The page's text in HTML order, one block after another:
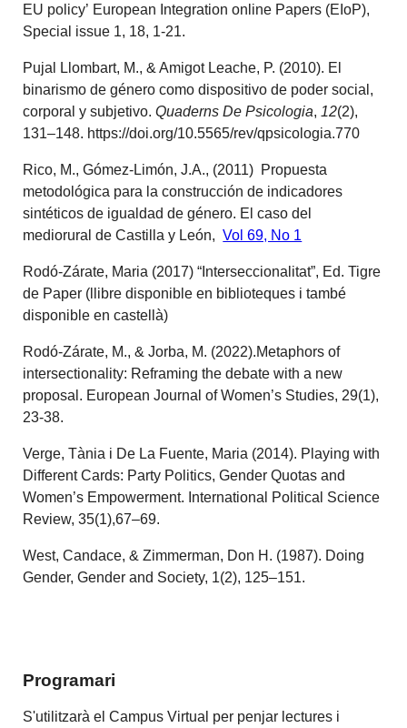
EU policy’ European Integration online Papers (EIoP),
Special issue 1, 18, 1-21.
Pujal Llombart, M., & Amigot Leache, P. (2010). El
binarismo de género como dispositivo de poder social,
corporal y subjetivo.Quaderns De Psicologia, 12(2),
131–148. https://doi.org/10.5565/rev/qpsicologia.770
Rico, M., Gómez-Limón, J.A., (2011) Propuesta
metodológica para la construcción de indicadores
sintéticos de igualdad de género. El caso del
mediorural de Castilla y León,Vol 69, No 1
Rodó-Zárate, Maria (2017) “Interseccionalitat”, Ed. Tigre
de Paper (llibre disponible en biblioteques i també
disponible en castellà)
Rodó-Zárate, M., & Jorba, M. (2022).Metaphors of
intersectionality: Reframing the debate with a new
proposal. European Journal of Women’s Studies, 29(1),
23-38.
Verge, Tània i De La Fuente, Maria (2014). Playing with
Different Cards: Party Politics, Gender Quotas and
Women’s Empowerment. International Political Science
Review, 35(1),67–69.
West, Candace, & Zimmerman, Don H. (1987). Doing
Gender, Gender and Society, 1(2), 125–151.
Programari
S'utilitzarà el Campus Virtual per penjar lectures i